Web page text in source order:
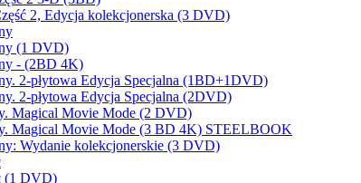
2, Edycja kolekcjonerska (3 DVD)
(1 DVD)
- (2BD 4K)
2-płytowa Edycja Specjalna (1BD+1DVD)
2-płytowa Edycja Specjalna (2DVD)
Magical Movie Mode (2 DVD)
Magical Movie Mode (3 BD 4K) STEELBOOK
Wydanie kolekcjonerskie (3 DVD)
(1 DVD)